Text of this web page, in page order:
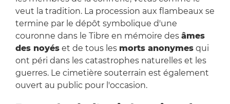
veut la tradition. La procession aux flambeaux se
termine par le dépôt symbolique d'une
couronne dans le Tibre en mémoire des âmes
des noyéset de tous les morts anonymesqui
ont péri dans les catastrophes naturelles et les
guerres. Le cimetière souterrain est également
ouvert au public pour l'occasion.